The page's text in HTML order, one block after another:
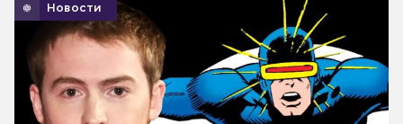
Новости